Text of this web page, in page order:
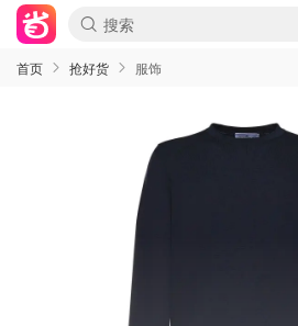
首页 抢好货 服饰